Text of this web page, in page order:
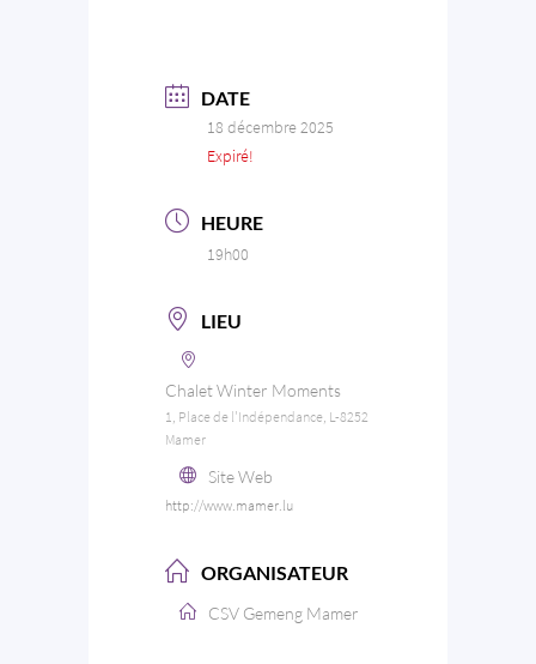
DATE
18 décembre 2025
Expiré!
HEURE
19h00
LIEU
Chalet Winter Moments
1, Place de l'Indépendance, L-8252
Mamer
Site Web
http://www.mamer.lu
ORGANISATEUR
CSV Gemeng Mamer